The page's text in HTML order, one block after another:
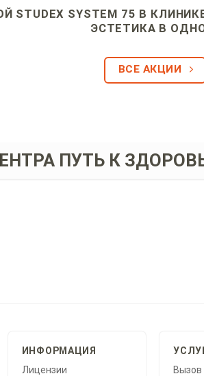
STUDEX SYSTEM 75 В
ЭСТЕТИКА В
ВСЕ АКЦИИ
ПУТЬ К
ИНФОРМАЦИЯ
Лицензии
Вызов